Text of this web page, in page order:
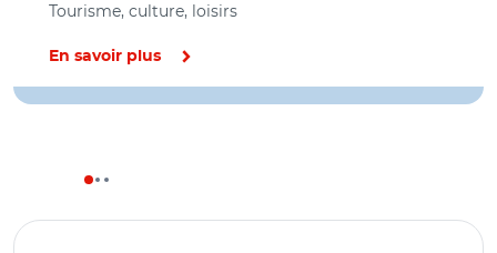
Tourisme, culture, loisirs
En savoir plus